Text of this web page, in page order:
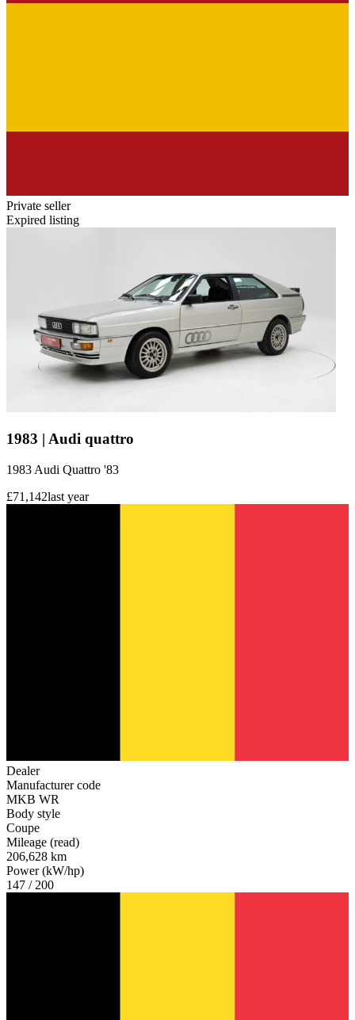
Private seller
Expired listing
1983 | Audi quattro
1983 Audi Quattro '83
£71,142last year
Dealer
Manufacturer code
MKB WR
Body style
Coupe
Mileage (read)
206,628 km
Power (kW/hp)
147 / 200